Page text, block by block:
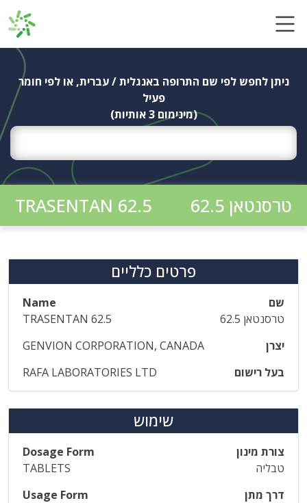
ניתן לחפש לפי שם התרופה באנגלית / עברית, או לפי חומר
פעיל
(מינימום 3 אותיות)
טרסנטאן 62.5 TRASENTAN 62.5
פרטים כלליים
שם
Name
טרסנטאן 62.5
TRASENTAN 62.5
יצרן
GENVION CORPORATION, CANADA
בעל רישום
RAFA LABORATORIES LTD
שימוש
צורת מינון
Dosage Form
טבליה
TABLETS
דרך מתן
Usage Form